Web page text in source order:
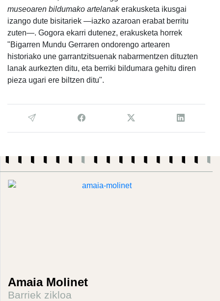
museoaren bildumako artelanakerakusketa ikusgai
izango dute bisitariek —iazko azaroan erabat berritu
zuten—. Gogora ekarri dutenez, erakusketa horrek
"Bigarren Mundu Gerraren ondorengo artearen
historiako une garrantzitsuenak nabarmentzen dituzten
lanak aurkezten ditu, eta berriki bildumara gehitu diren
pieza ugari ere biltzen ditu".
Amaia Molinet
Barriek zikloa